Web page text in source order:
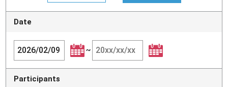
Date
~
Participants